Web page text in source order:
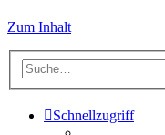
Zum Inhalt
Schnellzugriff